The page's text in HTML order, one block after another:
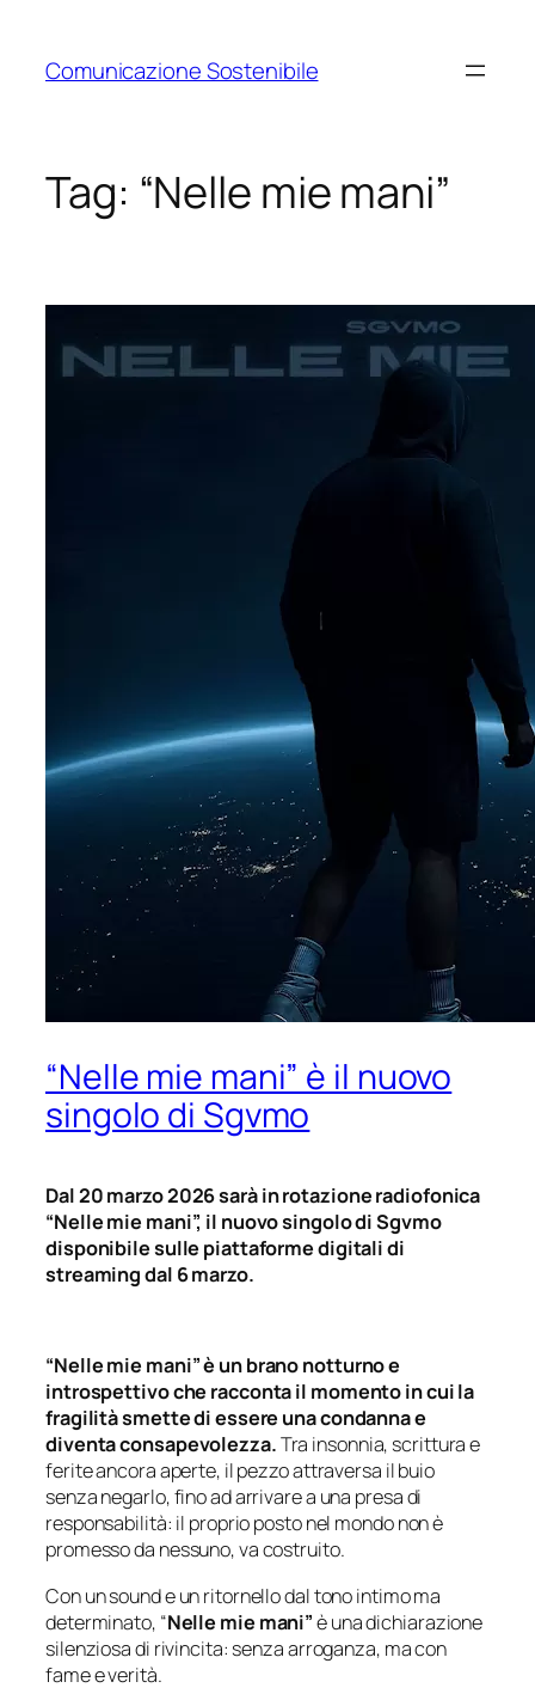
contenuto
Comunicazione Sostenibile
Tag: “Nelle mie mani”
“Nelle mie mani” è il nuovo
singolo di Sgvmo
Dal 20 marzo 2026 sarà in rotazione radiofonica
“Nelle mie mani”, il nuovo singolo di Sgvmo
disponibile sulle piattaforme digitali di
streaming dal 6 marzo.
“Nelle mie mani” è un brano notturno e
introspettivo che racconta il momento in cui la
fragilità smette di essere una condanna e
diventa consapevolezza.Tra insonnia, scrittura e
ferite ancora aperte, il pezzo attraversa il buio
senza negarlo, fino ad arrivare a una presa di
responsabilità: il proprio posto nel mondo non è
promesso da nessuno, va costruito.
Con un sound e un ritornello dal tono intimo ma
determinato, “Nelle mie mani”è una dichiarazione
silenziosa di rivincita: senza arroganza, ma con
fame e verità.